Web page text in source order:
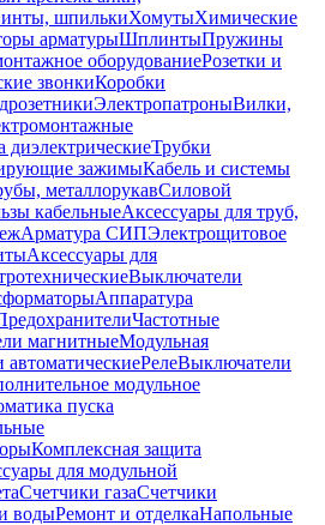
шпилькиХомутыХимические
арматурыШплинтыПружины
оборудованиеРозетки и
звонкиКоробки
ЭлектропатроныВилки,
диэлектрическиеТрубки
зажимыКабель и системы
металлорукавСиловой
кабельныеАксессуары для труб,
Арматура СИПЭлектрощитовое
Аксессуары для
Выключатели
Аппаратура
Частотные
магнитныеМодульная
РелеВыключатели
модульное
пуска
Комплексная защита
для модульной
Счетчики газаСчетчики
водыРемонт и отделкаНапольные